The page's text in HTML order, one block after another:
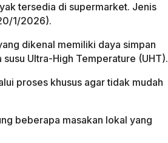
tersedia di supermarket. Jenis
1/2026).
dikenal memiliki daya simpan
Ultra-High Temperature (UHT).
proses khusus agar tidak mudah
beberapa masakan lokal yang